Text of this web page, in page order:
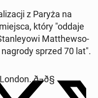
z Paryża na
który "oddaje
Mat­thew­so­
sprzed 70 lat".
ð¬ð§